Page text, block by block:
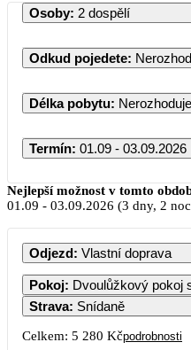
Osoby: 2 dospělí
Odkud pojedete:
Délka pobytu: Nerozhoduje
Termín: 01.09 - 03.09.2026
PO ÚT ST
1
2 640
2
2 640
7
2 640
8
2 640
9
2 640
Nejlepší možnost v tomto
01.09 - 03.09.2026 (3 dny, 2
Odjezd: Vlastní doprava
Pokoj: Dvoulůžkový pokoj
Strava: Snídaně
Celkem: 5 280 Kčpodrobnosti